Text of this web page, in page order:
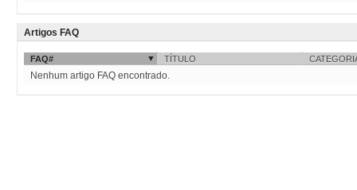
Artigos FAQ
FAQ# TÍTULO
Nenhum artigo FAQ encontrado.